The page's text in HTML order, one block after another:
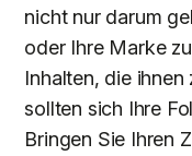
nicht nur darum
oder Ihre Marke
Inhalten, die
sollten sich Ihre
Bringen Sie Ihren